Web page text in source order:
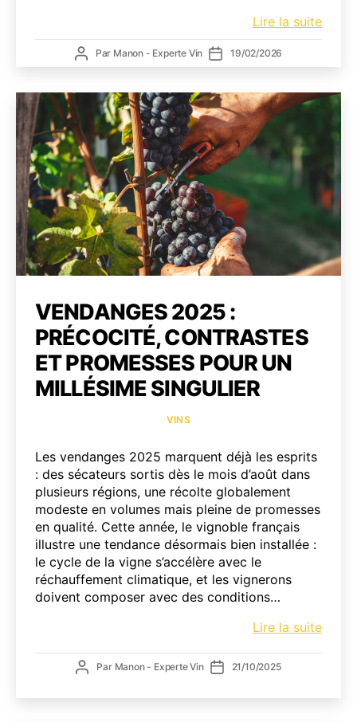
Lire la suite
vins
les
pour
une
carte
Auteur
de
Par Manon - Experte Vin Date
de
19/02/2026
VENDANGES 2025 :
PRÉCOCITÉ, CONTRASTES
ET PROMESSES POUR UN
MILLÉSIME SINGULIER
VINS
Les vendanges 2025 marquent déjà les esprits
: des sécateurs sortis dès le mois d’août dans
plusieurs régions, une récolte globalement
modeste en volumes mais pleine de promesses
en qualité. Cette année, le vignoble français
illustre une tendance désormais bien installée :
le cycle de la vigne s’accélère avec le
réchauffement climatique, et les vignerons
doivent composer avec des conditions…
Lire la suite
AuteurPar Manon - Experte Vin Date
21/10/2025